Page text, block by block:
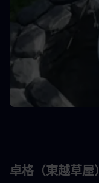
卓格（東越草屋）